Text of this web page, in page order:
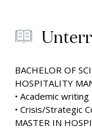
BACHELOR OF
HOSPITALITY
• Academic writing
• Crisis/Strategic
MASTER IN